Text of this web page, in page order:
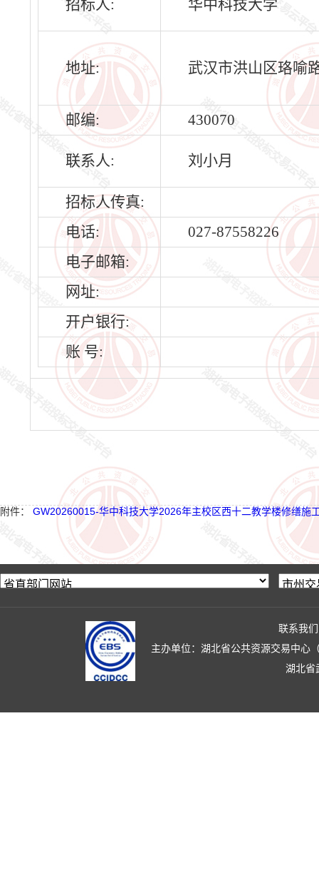
招标人: 华中科技大学
地址: 武汉市洪山区珞喻
邮编: 430070
联系人: 刘小月
招标人传真:
电话:
027-87558226
电子邮箱:
网址:
开户银行:
账 号:
附件： GW20260015-华中科技大学2026年主校区西十二教学楼修缮施
联系我们
主办单位：湖北省公共资源交易中心
湖北省